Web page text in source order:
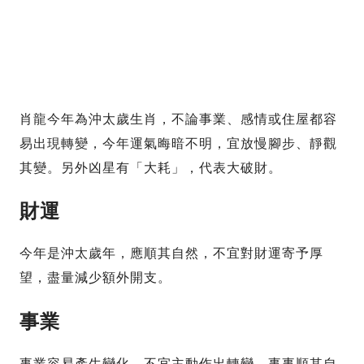
肖龍今年為沖太歲生肖，不論事業、感情或住屋都容
易出現轉變，今年運氣晦暗不明，宜放慢腳步、靜觀
其變。另外凶星有「大耗」，代表大破財。
財運
今年是沖太歲年，應順其自然，不宜對財運寄予厚
望，盡量減少額外開支。
事業